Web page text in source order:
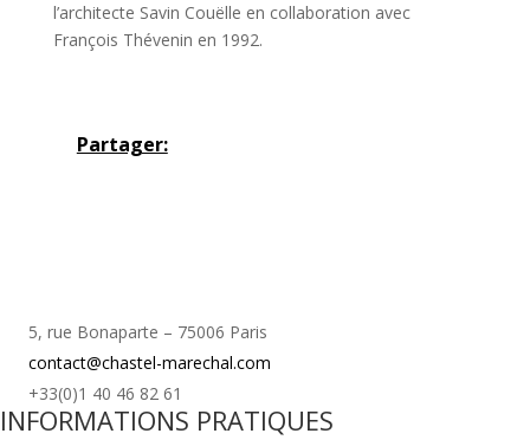
l’architecte Savin Couëlle en collaboration avec
François Thévenin en 1992.
Partager:
5, rue Bonaparte – 75006 Paris
contact@chastel-marechal.com
+33(0)1 40 46 82 61
INFORMATIONS PRATIQUES